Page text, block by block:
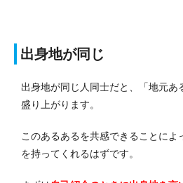
出身地が同じ
出身地が同じ人同士だと、「地元あ
盛り上がります。
このあるあるを共感できることによ
を持ってくれるはずです。